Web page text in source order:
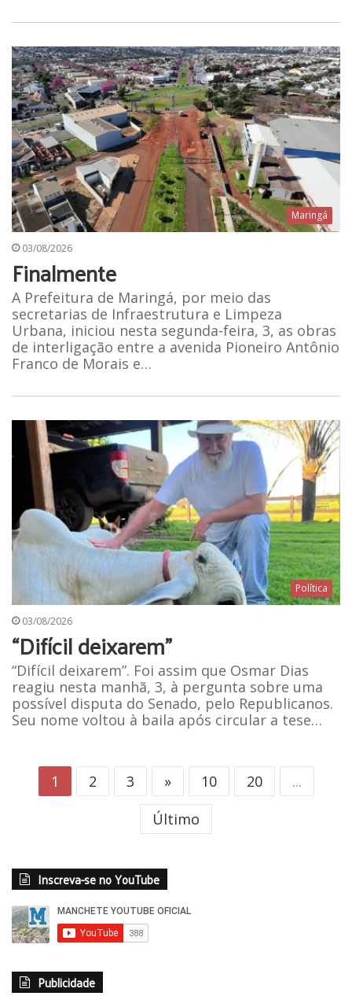
Maringá
03/08/2026
Finalmente
A Prefeitura de Maringá, por meio das
secretarias de Infraestrutura e Limpeza
Urbana, iniciou nesta segunda-feira, 3, as obras
de interligação entre a avenida Pioneiro Antônio
Franco de Morais e…
Política
03/08/2026
“Difícil deixarem”
“Difícil deixarem”. Foi assim que Osmar Dias
reagiu nesta manhã, 3, à pergunta sobre uma
possível disputa do Senado, pelo Republicanos.
Seu nome voltou à baila após circular a tese…
1 2 3 » 10 20
...
Último
Inscreva-se no YouTube
Publicidade